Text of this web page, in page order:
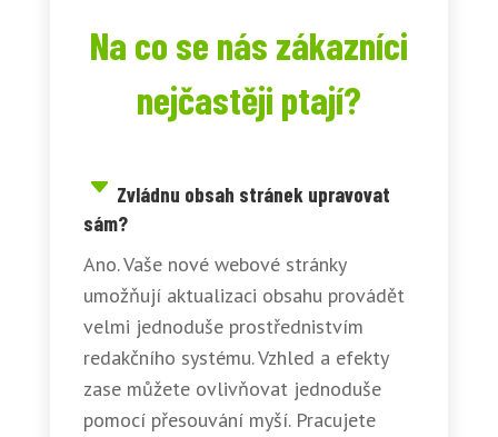
Na co se nás zákazníci
nejčastěji ptají?
Zvládnu obsah stránek upravovat
sám?
Ano. Vaše nové webové stránky
umožňují aktualizaci obsahu provádět
velmi jednoduše prostřednistvím
redakčního systému. Vzhled a efekty
zase můžete ovlivňovat jednoduše
pomocí přesouvání myší. Pracujete